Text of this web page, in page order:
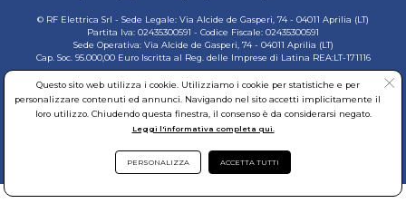
© RF Elettrica Srl - Sede Legale: Via Alcide de Gasperi, 74 - 04011 Aprilia (LT)
Partita Iva: 02435300591 - Codice Fiscale: 02435300591
Sede Operativa: Via Alcide de Gasperi, 74 - 04011 Aprilia (LT)
Cap. Soc. 95.000,00 Euro Iscritta al Reg. delle Imprese di Latina REA:LT-171116
Questo sito web utilizza i cookie. Utilizziamo i cookie per statistiche e per
personalizzare contenuti ed annunci. Navigando nel sito accetti implicitamente il
loro utilizzo. Chiudendo questa finestra, il consenso è da considerarsi negato.
Leggi l'informativa completa qui.
PERSONALIZZA ACCETTA TUTTI